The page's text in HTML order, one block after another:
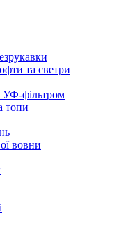
та светри
УФ-фільтром
топи
вовни